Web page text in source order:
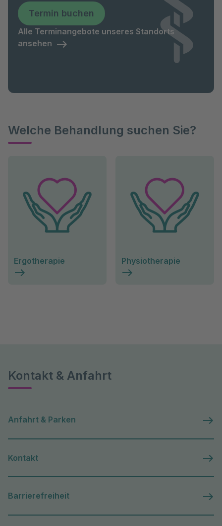
Termin buchen
Alle Terminangebote unseres Standorts
ansehen
Welche Behandlung suchen Sie?
Ergotherapie Physiotherapie
Kontakt & Anfahrt
Anfahrt & Parken
Kontakt
Barrierefreiheit